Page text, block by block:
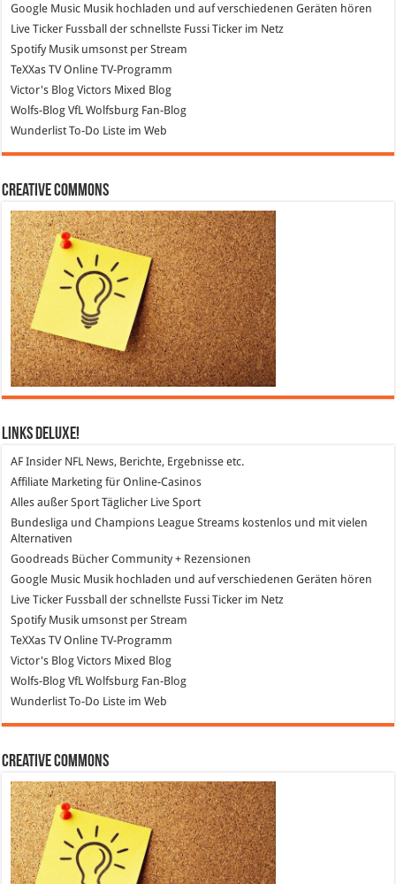
Google Music Musik hochladen und auf verschiedenen Geräten hören
Live Ticker Fussball der schnellste Fussi Ticker im Netz
SpotifyMusik umsonst per Stream
TeXXas TVOnline TV-Programm
Victor's Blog Victors Mixed Blog
Wolfs-Blog VfL Wolfsburg Fan-Blog
Wunderlist To-Do Liste im Web
Creative Commons
Links DeLuXe!
AF Insider NFL News, Berichte, Ergebnisse etc.
Affiliate Marketing für Online-Casinos
Alles außer SportTäglicher Live Sport
Bundesliga und Champions League Streams kostenlos und mit vielen
Alternativen
Goodreads Bücher Community + Rezensionen
Google Music Musik hochladen und auf verschiedenen Geräten hören
Live Ticker Fussball
der schnellste Fussi Ticker im Netz
SpotifyMusik umsonst per Stream
TeXXas TVOnline TV-Programm
Victor's Blog Victors Mixed Blog
Wolfs-Blog VfL Wolfsburg Fan-Blog
WunderlistTo-Do Liste im Web
Creative Commons